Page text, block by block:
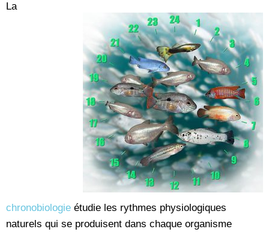
La
chronobiologie étudie les rythmes physiologiques
naturels qui se produisent dans chaque organisme